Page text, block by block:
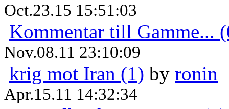
Oct.23.15 15:51:03
Kommentar till Gamme...
Nov.08.11 23:10:09
krig mot Iran (1) by ronin
Apr.15.11 14:32:34